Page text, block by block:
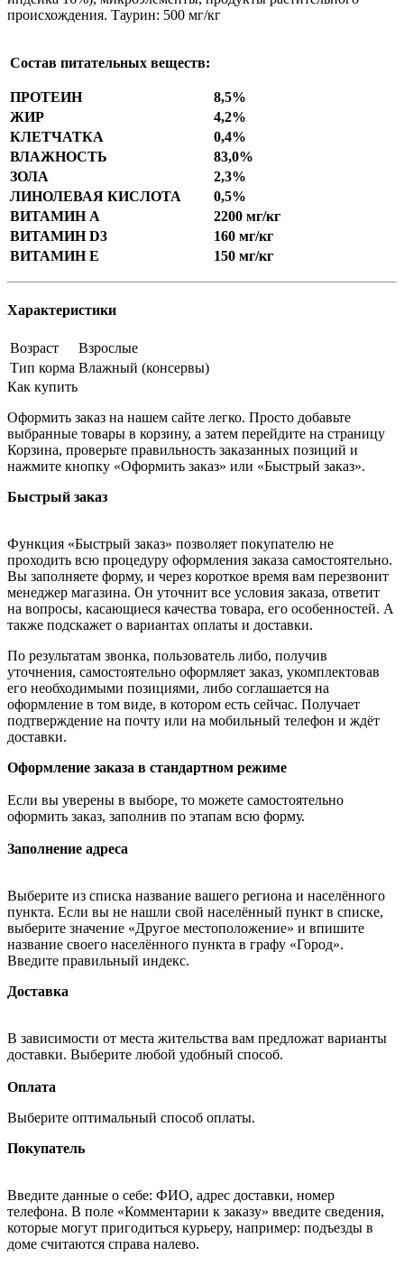
происхождения. Таурин: 500 мг/кг
Состав питательных веществ:
ПРОТЕИН
8,5%
ЖИР
4,2%
КЛЕТЧАТКА
0,4%
ВЛАЖНОСТЬ
83,0%
ЗОЛА
2,3%
ЛИНОЛЕВАЯ КИСЛОТА
0,5%
ВИТАМИН А
2200 мг/кг
ВИТАМИН D3
160 мг/кг
ВИТАМИН E
150 мг/кг
Характеристики
Возраст
Взрослые
Тип корма Влажный (консервы)
Как купить
Оформить заказ на нашем сайте легко. Просто добавьте
выбранные товары в корзину, а затем перейдите на страницу
Корзина, проверьте правильность заказанных позиций и
нажмите кнопку «Оформить заказ» или «Быстрый заказ».
Быстрый заказ
Функция «Быстрый заказ» позволяет покупателю не
проходить всю процедуру оформления заказа самостоятельно.
Вы заполняете форму, и через короткое время вам перезвонит
менеджер магазина. Он уточнит все условия заказа, ответит
на вопросы, касающиеся качества товара, его особенностей. А
также подскажет о вариантах оплаты и доставки.
По результатам звонка, пользователь либо, получив
уточнения, самостоятельно оформляет заказ, укомплектовав
его необходимыми позициями, либо соглашается на
оформление в том виде, в котором есть сейчас. Получает
подтверждение на почту или на мобильный телефон и ждёт
доставки.
Оформление заказа в стандартном режиме
Если вы уверены в выборе, то можете самостоятельно
оформить заказ, заполнив по этапам всю форму.
Заполнение адреса
Выберите из списка название вашего региона и населённого
пункта. Если вы не нашли свой населённый пункт в списке,
выберите значение «Другое местоположение» и впишите
название своего населённого пункта в графу «Город».
Введите правильный индекс.
Доставка
В зависимости от места жительства вам предложат варианты
доставки. Выберите любой удобный способ.
Оплата
Выберите оптимальный способ оплаты.
Покупатель
Введите данные о себе: ФИО, адрес доставки, номер
телефона. В поле «Комментарии к заказу» введите сведения,
которые могут пригодиться курьеру, например: подъезды в
доме считаются справа налево.